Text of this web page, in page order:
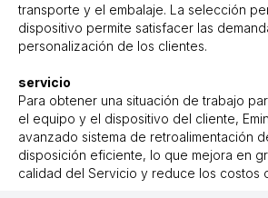
transporte y el embalaje. La selección
dispositivo permite satisfacer las
personalización de los clientes.
servicio
Para obtener una situación de trabajo
el equipo y el dispositivo del cliente,
avanzado sistema de retroalimentación
disposición eficiente, lo que mejora en
calidad del Servicio y reduce los costos